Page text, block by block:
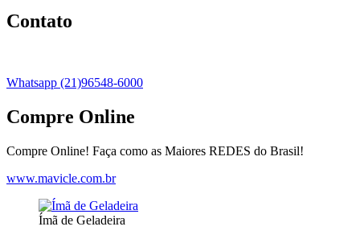
Contato
Whatsapp (21)96548-6000
Compre Online
Compre Online! Faça como as Maiores REDES do Brasil!
www.mavicle.com.br
Ímã de Geladeira